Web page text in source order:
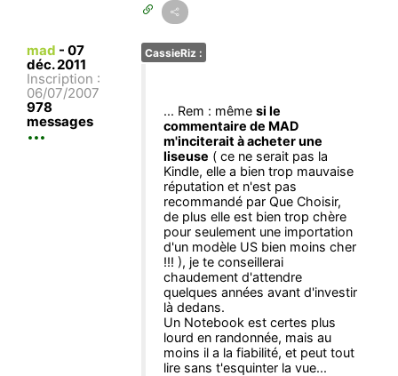
mad - 07
déc. 2011
Inscription :
06/07/2007
978
messages
CassieRiz :
... Rem : mêmesi le
commentaire de MAD
m'inciterait à acheter une
liseuse ( ce ne serait pas la
Kindle, elle a bien trop mauvaise
réputation et n'est pas
recommandé par Que Choisir,
de plus elle est bien trop chère
pour seulement une importation
d'un modèle US bien moins cher
!!! ), je te conseillerai
chaudement d'attendre
quelques années avant d'investir
là dedans.
Un Notebook est certes plus
lourd en randonnée, mais au
moins il a la fiabilité, et peut tout
lire sans t'esquinter la vue...